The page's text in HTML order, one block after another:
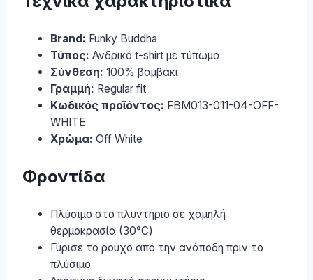
Brand: Funky Buddha
Τύπος: Ανδρικό t-shirt με τύπωμα
Σύνθεση: 100% βαμβάκι
Γραμμή: Regular fit
Κωδικός προϊόντος: FBM013-011-04-OFF-
WHITE
Χρώμα: Off White
Φροντίδα
Πλύσιμο στο πλυντήριο σε χαμηλή
θερμοκρασία (30°C)
Γύρισε το ρούχο από την ανάποδη πριν το
πλύσιμο